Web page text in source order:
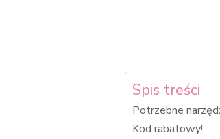
Spis treści
Potrzebne
Kod rabatowy!